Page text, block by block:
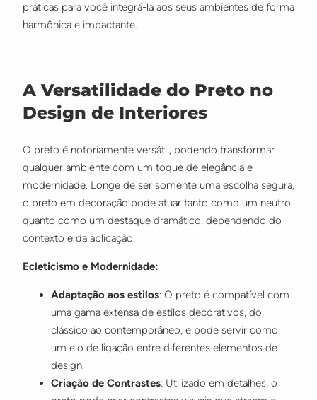
práticas para você integrá-la aos seus ambientes de forma
harmônica e impactante.
A Versatilidade do Preto no
Design de Interiores
O preto é notoriamente versátil, podendo transformar
qualquer ambiente com um toque de elegância e
modernidade. Longe de ser somente uma escolha segura,
o preto em decoração pode atuar tanto como um neutro
quanto como um destaque dramático, dependendo do
contexto e da aplicação.
Ecleticismo e Modernidade:
Adaptação aos estilos: O preto é compatível com
uma gama extensa de estilos decorativos, do
clássico ao contemporâneo, e pode servir como
um elo de ligação entre diferentes elementos de
design.
Criação de Contrastes: Utilizado em detalhes, o